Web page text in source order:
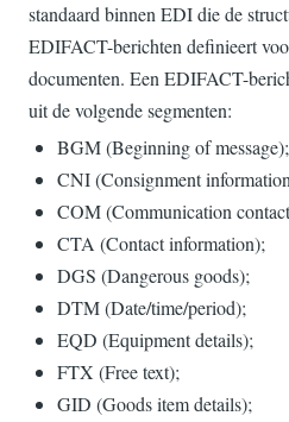
standaard binnen EDI die de
EDIFACT-berichten definieert
documenten. Een EDIFACT-
uit de volgende segmenten:
BGM (Beginning of message);
CNI (Consignment
COM (Communication
CTA (Contact information);
DGS (Dangerous goods);
DTM (Date/time/period);
EQD (Equipment details);
FTX (Free text);
GID (Goods item details);